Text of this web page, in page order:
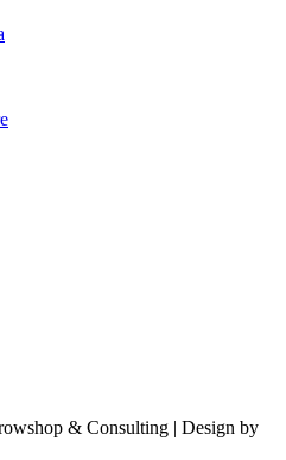
& Consulting | Design by